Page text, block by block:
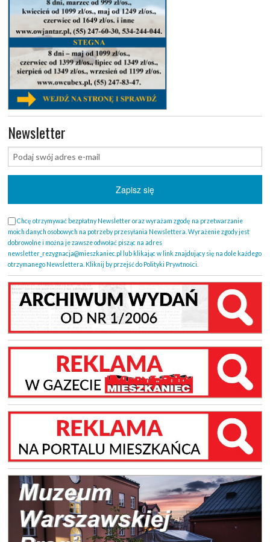
Newsletter
Chcę otrzymywać bezpłatny Newsletter oraz wyrażam zgodę na przetwarzanie
moich danych osobowych na potrzeby przesyłania Newslettera. Wyrażenie zgody jest
dobrowolne i można je zawsze odwołać pisząc na adres
newsletter_rezygnacja@mieszkaniec.pl lub klikając w link znajdujący się na dole każdego
otrzymanego Newslettera. Kliknij by przejść do Polityki Prywtności.